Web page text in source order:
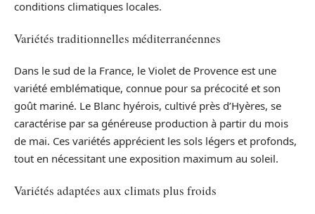
conditions climatiques locales.
Variétés traditionnelles méditerranéennes
Dans le sud de la France, le Violet de Provence est une
variété emblématique, connue pour sa précocité et son
goût mariné. Le Blanc hyérois, cultivé près d’Hyères, se
caractérise par sa généreuse production à partir du mois
de mai. Ces variétés apprécient les sols légers et profonds,
tout en nécessitant une exposition maximum au soleil.
Variétés adaptées aux climats plus froids